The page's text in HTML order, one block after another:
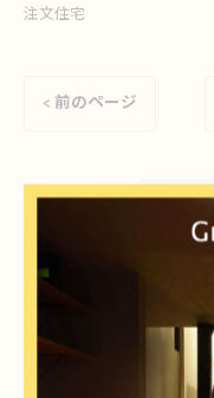
注文住宅
< 前のページ
全
注文
新築